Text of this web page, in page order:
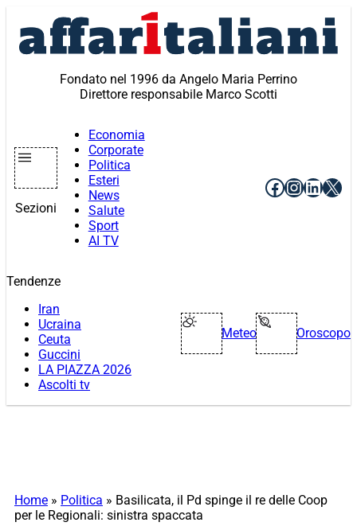
contenuto
Fondato nel 1996 da Angelo Maria Perrino
Direttore responsabile Marco Scotti
Sezioni
Economia
Corporate
Politica
Esteri
News
Salute
Sport
AI TV
Facebook
X
Tendenze
Iran
Ucraina
Ceuta
Guccini
LA PIAZZA 2026
Ascolti tv
Meteo Oroscopo
Home » Politica » Basilicata, il Pd spinge il re delle Coop
per le Regionali: sinistra spaccata